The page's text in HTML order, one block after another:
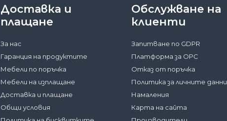
Доставка и
плащане
За нас
Гаранция на продуктите
Мебели по поръчка
Мебели на изплащане
Доставка и плащане
Общи условия
Обслужване на
клиенти
Запитване по GDPR
Платформа за ОРС
Отказ от поръчка
Политика за личните данни
Намаления
Карта на сайта